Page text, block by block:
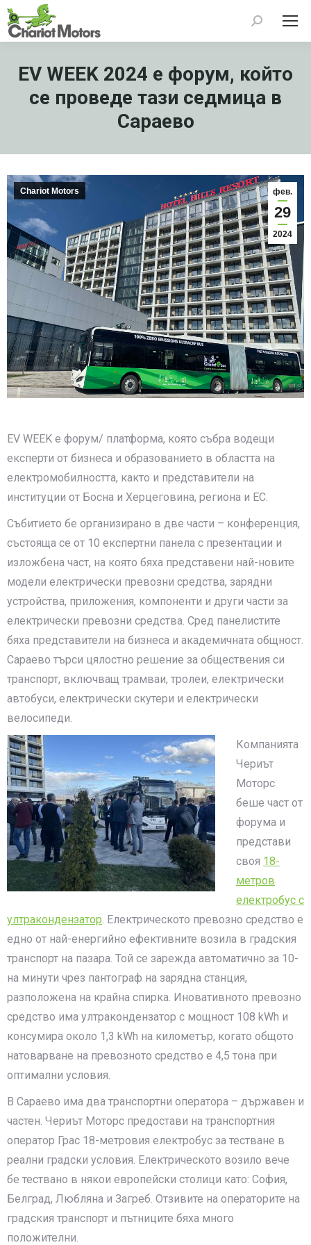
Search:
EV WEEK 2024 е форум, който
се проведе тази седмица в
Сараево
фев.
29
2024
Chariot Motors
EV WEEK е форум/ платформа, която събра водещи
експерти от бизнеса и образованието в областта на
електромобилността, както и представители на
институции от Босна и Херцеговина, региона и ЕС.
Събитието бе организирано в две части – конференция,
състояща се от 10 експертни панела с презентации и
изложбена част, на която бяха представени най-новите
модели електрически превозни средства, зарядни
устройства, приложения, компоненти и други части за
електрически превозни средства. Сред панелистите
бяха представители на бизнеса и академичната общност.
Сараево търси цялостно решение за обществения си
транспорт, включващ трамваи, тролеи, електрически
автобуси, електрически скутери и електрически
велосипеди.
Компанията
Чериът
Моторс
беше част от
форума и
представи
своя 18-
метров
електробус с
ултракондензатор. Електрическото превозно средство е
едно от най-енергийно ефективните возила в градския
транспорт на пазара. Той се зарежда автоматично за 10-
на минути чрез пантограф на зарядна станция,
разположена на крайна спирка. Иновативното превозно
средство има ултракондензатор с мощност 108 kWh и
консумира около 1,3 kWh на километър, когато общото
натоварване на превозното средство е 4,5 тона при
оптимални условия.
В Сараево има два транспортни оператора – държавен и
частен. Чериът Моторс предостави на транспортния
оператор Грас 18-метровия електробус за тестване в
реални градски условия. Електрическото возило вече
бе тествано в някои европейски столици като: София,
Белград, Любляна и Загреб. Отзивите на операторите на
градския транспорт и пътниците бяха много
положителни.